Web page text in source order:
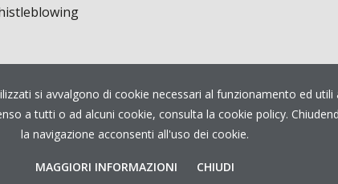
si avvalgono di cookie necessari al funzionamento ed
a tutti o ad alcuni cookie, consulta la cookie policy.
la navigazione acconsenti all'uso dei cookie.
MAGGIORI INFORMAZIONI CHIUDI